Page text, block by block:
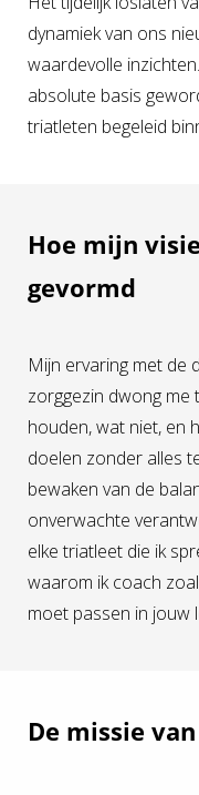
dynamiek van ons
waardevolle
absolute basis
triatleten begeleid
Hoe mijn
gevormd
Mijn ervaring met de
zorggezin dwong me
houden, wat niet, en
doelen zonder alles
bewaken van de
onverwachte
elke triatleet die ik
waarom ik coach
moet passen in jouw
De missie van